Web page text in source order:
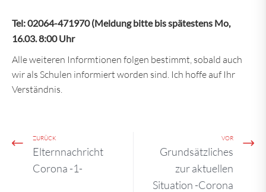
Tel: 02064-471970 (Meldung bitte bis spätestens Mo,
16.03. 8:00 Uhr
Alle weiteren Informtionen folgen bestimmt, sobald auch
wir als Schulen informiert worden sind. Ich hoffe auf Ihr
Verständnis.
ZURÜCK
Elternnachricht
Corona -1-
VOR
Grundsätzliches
zur aktuellen
Situation -Corona